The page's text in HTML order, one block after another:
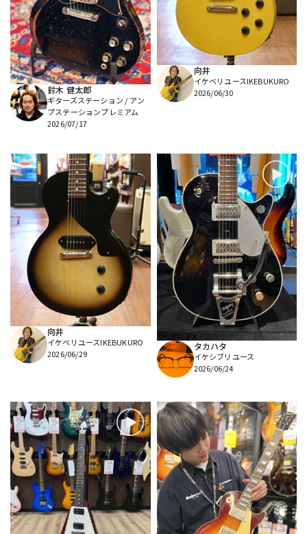
鈴木 健太郎
ギターズステーション / アン
プステーションプレミアム
2026/07/17
向井
イケベリユースIKEBUKURO
2026/06/30
向井
イケベリユースIKEBUKURO
2026/06/29
タカハタ
イケシブリユース
2026/06/24